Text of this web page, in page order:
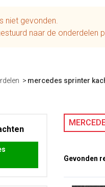
niet gevonden.
naar de onderdelen
mercedes sprinter
Gevonden